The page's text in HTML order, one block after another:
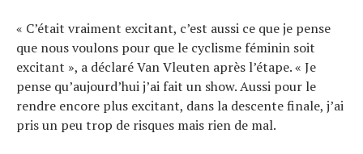
« C’était vraiment excitant, c’est aussi ce que je pense
que nous voulons pour que le cyclisme féminin soit
excitant », a déclaré Van Vleuten après l’étape. « Je
pense qu’aujourd’hui j’ai fait un show. Aussi pour le
rendre encore plus excitant, dans la descente finale, j’ai
pris un peu trop de risques mais rien de mal.